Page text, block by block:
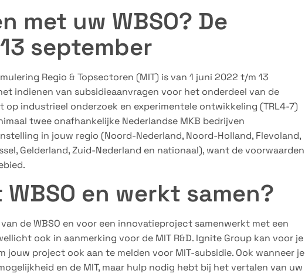
met uw WBSO? De
september
Regio & Topsectoren (MIT) is van 1 juni 2022 t/m 13
indienen van subsidieaanvragen voor het onderdeel van de
industrieel onderzoek en experimentele ontwikkeling (TRL4-7)
twee onafhankelijke Nederlandse MKB bedrijven
in jouw regio (Noord-Nederland, Noord-Holland, Flevoland,
Gelderland, Zuid-Nederland en nationaal), want de voorwaarden
en werkt samen?
de WBSO en voor een innovatieproject samenwerkt met een
ook in aanmerking voor de MIT R&D. Ignite Group kan voor je
jouw project ook aan te melden voor MIT-subsidie. Ook wanneer je
en de MIT, maar hulp nodig hebt bij het vertalen van uw